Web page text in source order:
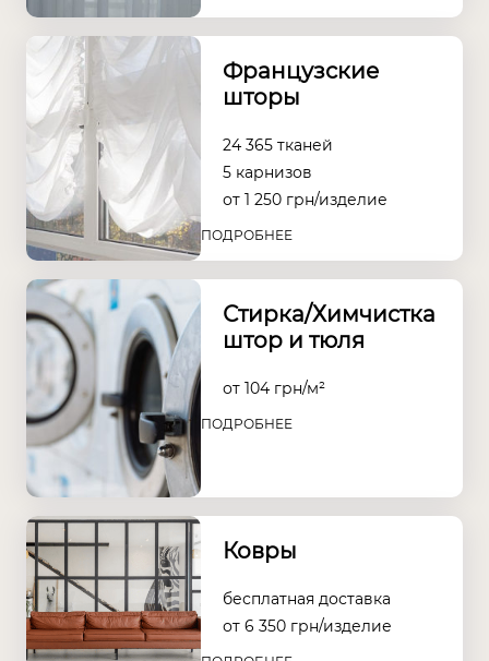
Французские
шторы
24 365 тканей
5 карнизов
от 1 250 грн/изделие
ПОДРОБНЕЕ
Стирка/Химчистка
штор и тюля
от 104 грн/м²
ПОДРОБНЕЕ
Ковры
бесплатная доставка
от 6 350 грн/изделие